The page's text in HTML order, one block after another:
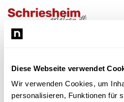
Diese Webseite verwendet
Wir verwenden Cookies, um
personalisieren, Funktionen für